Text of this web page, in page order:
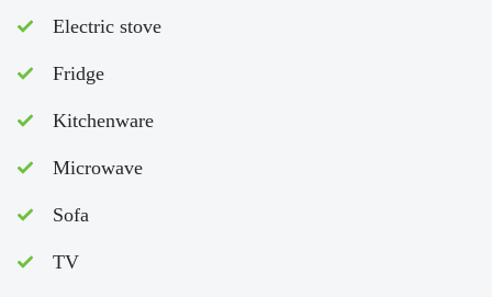
Electric stove
Fridge
Kitchenware
Microwave
Sofa
TV